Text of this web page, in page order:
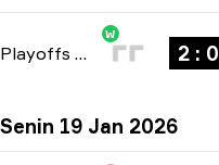
Playoffs bo3
W
2 : 0
Senin 19 Jan 2026